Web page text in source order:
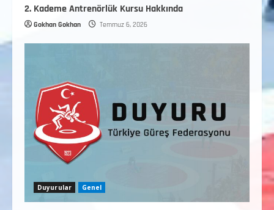
2. Kademe Antrenörlük Kursu Hakkında
Gokhan Gokhan Temmuz 6, 2026
Duyurular Genel